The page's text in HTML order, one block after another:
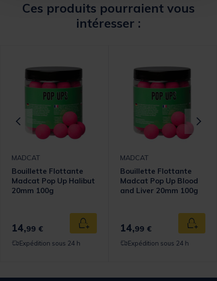
Ces produits pourraient vous
intéresser :
panier
MADCAT
Bouillette Flottante
Madcat Pop Up Halibut
20mm 100g
14,99 € Ajouter au panier
Expédition sous 24 h
MADCAT
Bouillette Flottante
Madcat Pop Up Blood
and Liver 20mm 100g
14,99 €
Expédition sous 24 h